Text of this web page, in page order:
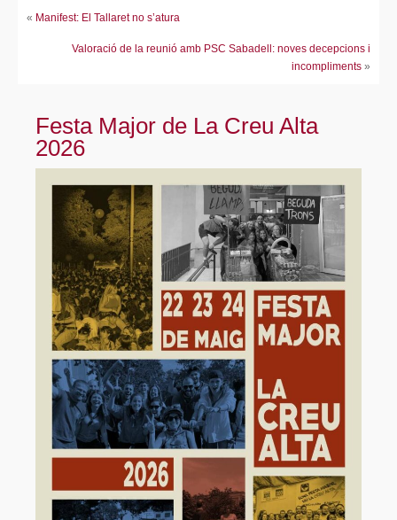
« Manifest: El Tallaret no s’atura
Valoració de la reunió amb PSC Sabadell: noves decepcions i
incompliments »
Festa Major de La Creu Alta
2026